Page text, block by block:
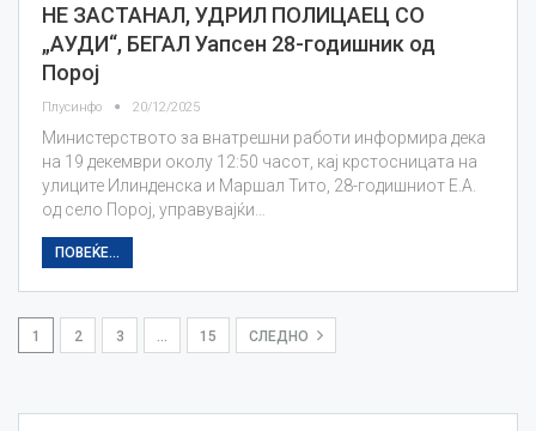
НЕ ЗАСТАНАЛ, УДРИЛ ПОЛИЦАЕЦ СО
„АУДИ“, БЕГАЛ Уапсен 28-годишник од
Порој
Плусинфо 20/12/2025
Министерството за внатрешни работи информира дека
на 19 декември околу 12:50 часот, кај крстосницата на
улиците Илинденска и Маршал Тито, 28-годишниот Е.А.
од село Порој, управувајќи…
ПОВЕЌЕ...
1 2 3 15 СЛЕДНО